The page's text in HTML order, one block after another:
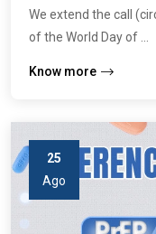
We extend the call
of the World Day of ...
Know more
25
Ago